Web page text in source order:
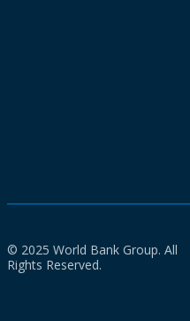
© 2025 World Bank Group. All
Rights Reserved.